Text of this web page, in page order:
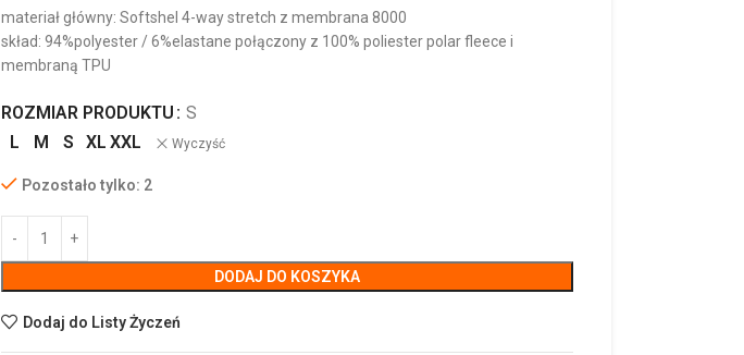
materiał główny: Softshel 4-way stretch z membrana 8000
skład: 94%polyester / 6%elastane połączony z 100% poliester polar fleece i
membraną TPU
ROZMIAR PRODUKTU
S
L
M S XL XXL Wyczyść
Pozostało tylko: 2
DODAJ DO KOSZYKA
Dodaj do Listy Życzeń